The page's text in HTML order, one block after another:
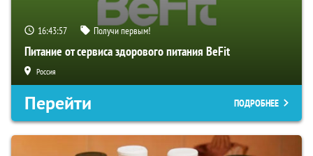
16:43:55 Получи первым!
Питание от сервиса здорового питания BeFit
Россия
Перейти ПОДРОБНЕЕ